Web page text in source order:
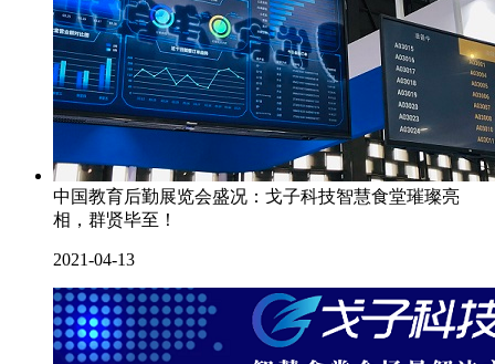
中国教育后勤展览会盛况：戈子科技智慧食堂璀璨亮
相，群贤毕至！
2021-04-13